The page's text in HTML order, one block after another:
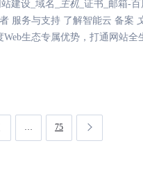
建设_域名_ 主机 _证书_邮箱-
服务与支持 了解智能云 备案
生态专属优势，打通网站
75